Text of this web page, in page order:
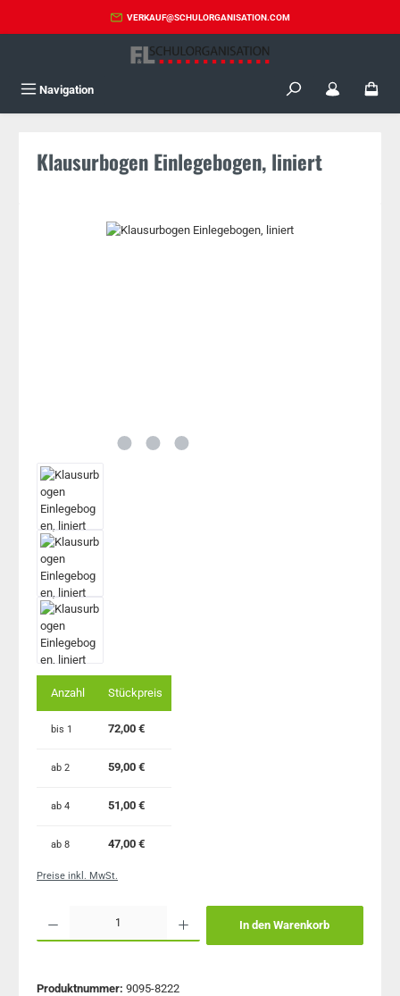
Zum Hauptinhalt springenVERKAUF@SCHULORGANISATION.COM
Navigation
Klausurbogen Einlegebogen, liniert
Bildergalerie überspringen
Anzahl Stückpreis
bis 1 72,00 €
ab 2 59,00 €
ab 4 51,00 €
ab 8 47,00 €
Preise inkl. MwSt.
In den Warenkorb
Produktnummer: 9095-8222